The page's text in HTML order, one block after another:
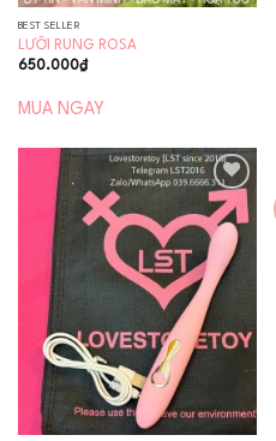
BEST SELLER
LƯỠI RUNG ROSA
650.000₫
MUA NGAY
Add to
wishlist